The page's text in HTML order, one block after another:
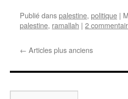
Publié danspalestine, politique |
palestine, ramallah | 2
← Articles plus anciens